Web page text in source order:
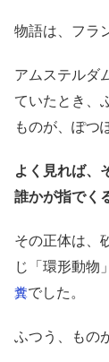
物語は、フラ
アムステルダ
ていたとき、
ものが、ぽつ
よく見れば、
誰かが指でく
その正体は、
じ「環形動
糞でした。
ふつう、もの